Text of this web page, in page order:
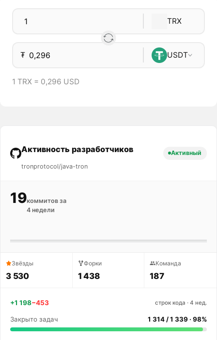
TRX
₮ USDT
1 TRX = 0,296 USD
Активность разработчиков
tronprotocol/java-tron
Активный
19коммитов за
4 недели
Звёзды
3 530
Форки
1 438
Команда
187
+1 198−453 строк кода · 4 нед.
Закрыто задач 1 314 / 1 339 · 98%